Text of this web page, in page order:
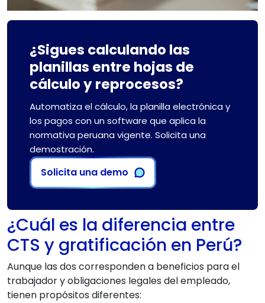
¿Sigues calculando las
planillas entre hojas de
cálculo y reprocesos?
Automatiza el cálculo, la planilla electrónica y
los pagos con un software que aplica la
normativa peruana vigente. Solicita una
demostración.
Solicita una demo
¿Cuál es la diferencia entre
CTS y gratificación en Perú?
Aunque las dos corresponden a beneficios para el
trabajador y obligaciones legales del empleado,
tienen propósitos diferentes: